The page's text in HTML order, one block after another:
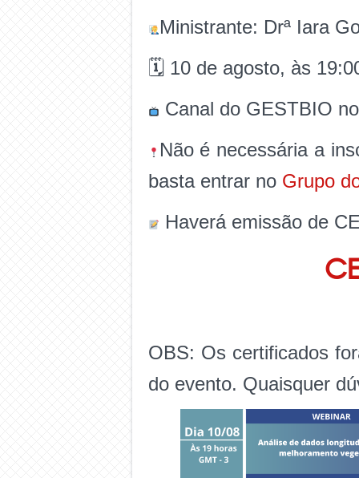
Ministrante: Drª Iara
🗓 10 de agosto, às
Canal do GESTBIO
Não é necessária a
basta entrar no Grupo
Haverá emissão de
OBS: Os certificados
do evento. Quaisquer